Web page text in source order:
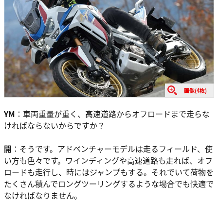
画像(4枚)
YM ：車両重量が重く、高速道路からオフロードまで走らな
ければならないからですか？
開 ：そうです。アドベンチャーモデルは走るフィールド、使
い方も色々です。ワインディングや高速道路も走れば、オフ
ロードも走行し、時にはジャンプもする。それでいて荷物を
たくさん積んでロングツーリングするような場合でも快適で
なければなりません。